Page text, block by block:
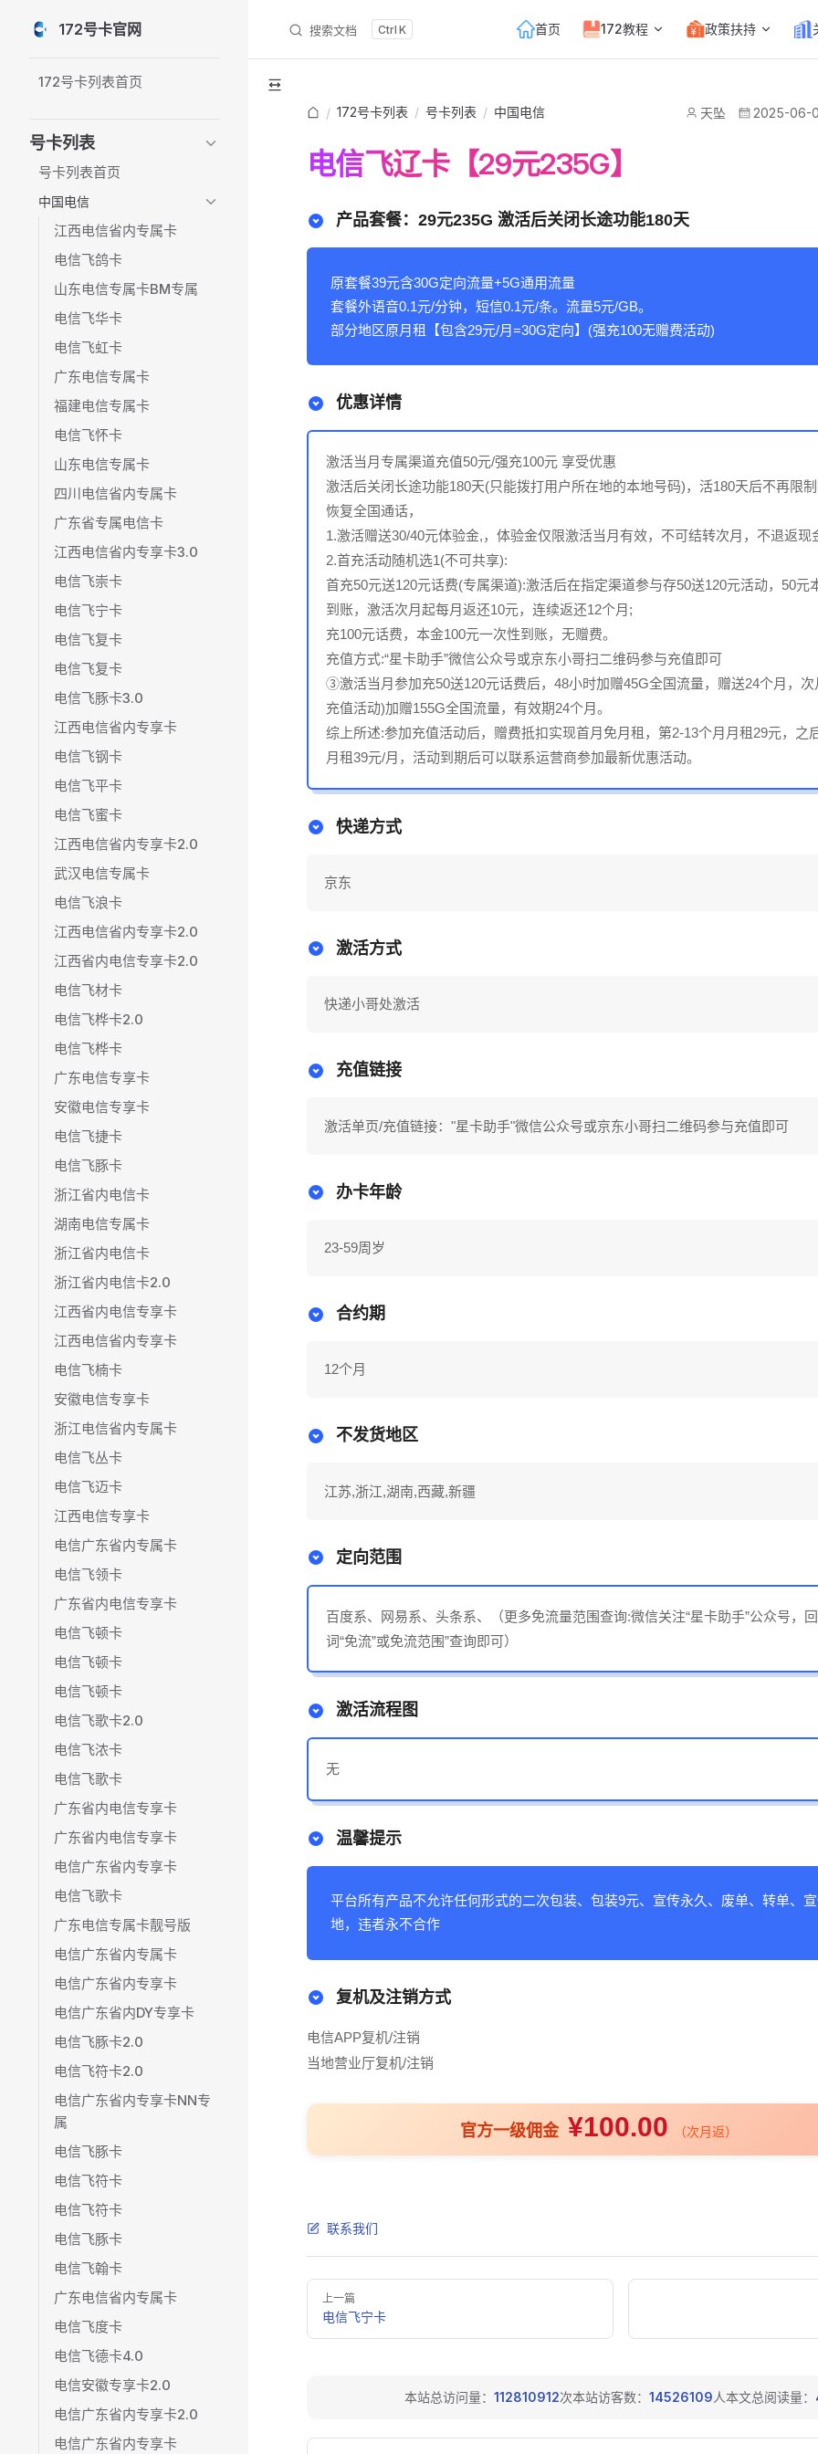
Skip to content
172号卡官网 搜索文档 K 首页 172教程 政策扶持
172号卡列表首页
号卡列表
号卡列表首页
中国电信
江西电信省内专属卡
电信飞鸽卡
山东电信专属卡BM专属
电信飞华卡
电信飞虹卡
广东电信专属卡
福建电信专属卡
电信飞怀卡
山东电信专属卡
四川电信省内专属卡
广东省专属电信卡
江西电信省内专享卡3.0
电信飞崇卡
电信飞宁卡
电信飞复卡
电信飞复卡
电信飞豚卡3.0
江西电信省内专享卡
电信飞钢卡
电信飞平卡
电信飞蜜卡
江西电信省内专享卡2.0
武汉电信专属卡
电信飞浪卡
江西电信省内专享卡2.0
江西省内电信专享卡2.0
电信飞材卡
电信飞桦卡2.0
电信飞桦卡
广东电信专享卡
安徽电信专享卡
电信飞捷卡
电信飞豚卡
浙江省内电信卡
湖南电信专属卡
浙江省内电信卡
浙江省内电信卡2.0
江西省内电信专享卡
江西电信省内专享卡
电信飞楠卡
安徽电信专享卡
浙江电信省内专属卡
电信飞丛卡
电信飞迈卡
江西电信专享卡
电信广东省内专属卡
电信飞领卡
广东省内电信专享卡
电信飞顿卡
电信飞顿卡
电信飞顿卡
电信飞歌卡2.0
电信飞浓卡
电信飞歌卡
广东省内电信专享卡
广东省内电信专享卡
电信广东省内专享卡
电信飞歌卡
广东电信专属卡靓号版
电信广东省内专属卡
电信广东省内专享卡
电信广东省内DY专享卡
电信飞豚卡2.0
电信飞符卡2.0
电信广东省内专享卡NN专
属
电信飞豚卡
电信飞符卡
电信飞符卡
电信飞豚卡
电信飞翰卡
广东电信省内专属卡
电信飞度卡
电信飞德卡4.0
电信安徽专享卡2.0
电信广东省内专享卡2.0
电信广东省内专享卡
/ 172号卡列表 / 号卡列表 / 中国电信 天坠 2025-06-
电信飞辽卡【29元235G】
产品套餐：29元235G 激活后关闭长途功能180天
原套餐39元含30G定向流量+5G通用流量
套餐外语音0.1元/分钟，短信0.1元/条。流量5元/GB。
部分地区原月租【包含29元/月=30G定向】(强充100无赠费活动)
优惠详情
激活当月专属渠道充值50元/强充100元 享受优惠
激活后关闭长途功能180天(只能拨打用户所在地的本地号码)，活180天后不再限
恢复全国通话，
1.激活赠送30/40元体验金,，体验金仅限激活当月有效，不可结转次月，不退返现
2.首充活动随机选1(不可共享):
首充50元送120元话费(专属渠道):激活后在指定渠道参与存50送120元活动，50元
到账，激活次月起每月返还10元，连续返还12个月;
充100元话费，本金100元一次性到账，无赠费。
充值方式:“星卡助手”微信公众号或京东小哥扫二维码参与充值即可
③激活当月参加充50送120元话费后，48小时加赠45G全国流量，赠送24个月，次
充值活动)加赠155G全国流量，有效期24个月。
综上所述:参加充值活动后，赠费抵扣实现首月免月租，第2-13个月月租29元，之
月租39元/月，活动到期后可以联系运营商参加最新优惠活动。
快递方式
京东
激活方式
快递小哥处激活
充值链接
激活单页/充值链接："星卡助手"微信公众号或京东小哥扫二维码参与充值即可
办卡年龄
23-59周岁
合约期
12个月
不发货地区
江苏,浙江,湖南,西藏,新疆
定向范围
百度系、网易系、头条系、（更多免流量范围查询:微信关注“星卡助手”公众号，
词“免流”或免流范围”查询即可）
激活流程图
无
温馨提示
平台所有产品不允许任何形式的二次包装、包装9元、宣传永久、废单、转单、
地，违者永不合作
复机及注销方式
电信APP复机/注销
当地营业厅复机/注销
官方一级佣金 ¥100.00 （次月返）
联系我们
Pager
上一篇
电信飞宁卡
本站总访问量： 112810912次本站访客数： 14526109人本文总阅读量：